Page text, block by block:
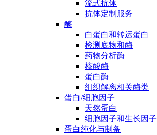
流式抗体
抗体定制服务
酶
白蛋白和转运蛋白
检测底物和酶
药物分析酶
核酸酶
蛋白酶
组织解离相关酶类
蛋白/细胞因子
天然蛋白
细胞因子和生长因子
蛋白纯化与制备